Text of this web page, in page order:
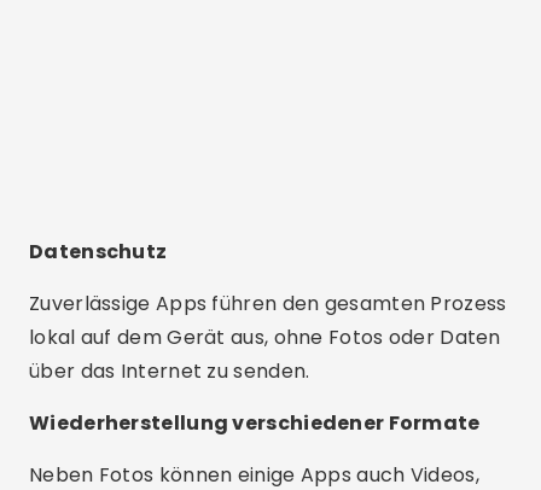
Datenschutz
Zuverlässige Apps führen den gesamten Prozess
lokal auf dem Gerät aus, ohne Fotos oder Daten
über das Internet zu senden.
Wiederherstellung verschiedener Formate
Neben Fotos können einige Apps auch Videos,